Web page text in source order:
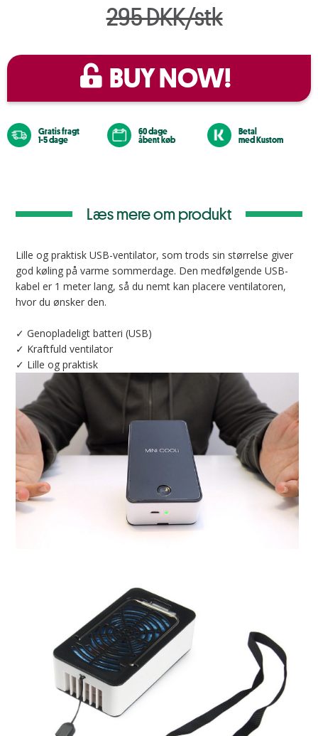
295 DKK/stk
BUY NOW!
Gratis fragt
1-5 dage
60 dage
åbent køb
Betal
med Kustom
Læs mere om produkt
Lille og praktisk USB-ventilator, som trods sin størrelse giver
god køling på varme sommerdage. Den medfølgende USB-
kabel er 1 meter lang, så du nemt kan placere ventilatoren,
hvor du ønsker den.
✓ Genopladeligt batteri (USB)
✓ Kraftfuld ventilator
✓ Lille og praktisk